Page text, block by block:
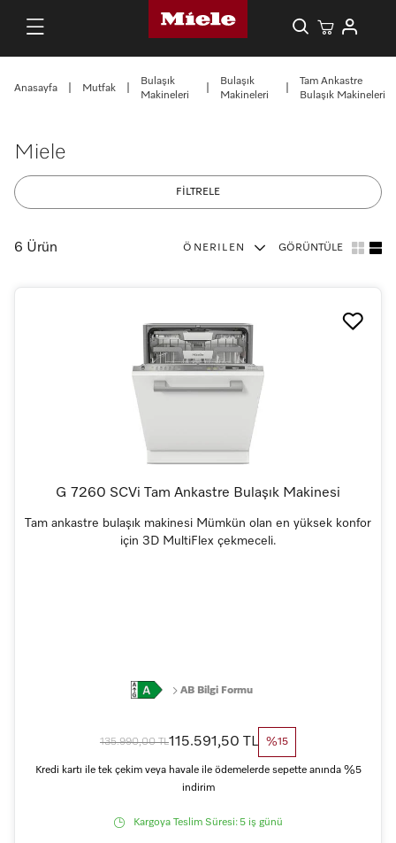
Anasayfa Mutfak
Bulaşık
Makineleri
Bulaşık
Makineleri
Tam Ankastre
Bulaşık Makineleri
Miele
FİLTRELE
6 Ürün ÖNERILEN GÖRÜNTÜLE
G 7260 SCVi Tam Ankastre Bulaşık Makinesi
Tam ankastre bulaşık makinesi Mümkün olan en yüksek konfor
için 3D MultiFlex çekmeceli.
AB Bilgi Formu
135.990,00 TL115.591,50 TL %15
Kredi kartı ile tek çekim veya havale ile ödemelerde sepette anında %5
indirim
Kargoya Teslim Süresi: 5 iş günü